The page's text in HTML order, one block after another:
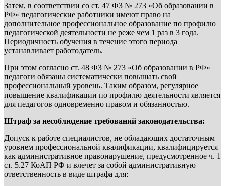
Затем, в соответствии со ст. 47 ФЗ № 273 «Об образовании в
РФ» педагогические работники имеют право на
дополнительное профессиональное образование по профилю
педагогической деятельности не реже чем 1 раз в 3 года.
Периодичность обучения в течение этого периода
устанавливает работодатель.
При этом согласно ст. 48 ФЗ № 273 «Об образовании в РФ»
педагоги обязаны систематически повышать свой
профессиональный уровень. Таким образом, регулярное
повышение квалификации по профилю деятельности является
для педагогов одновременно правом и обязанностью.
Штраф за несоблюдение требований законодательства:
Допуск к работе специалистов, не обладающих достаточным
уровнем профессиональной квалификации, квалифицируется
как административное правонарушение, предусмотренное ч. 1
ст. 5.27 КоАП РФ и влечет за собой административную
ответственность в виде штрафа для: